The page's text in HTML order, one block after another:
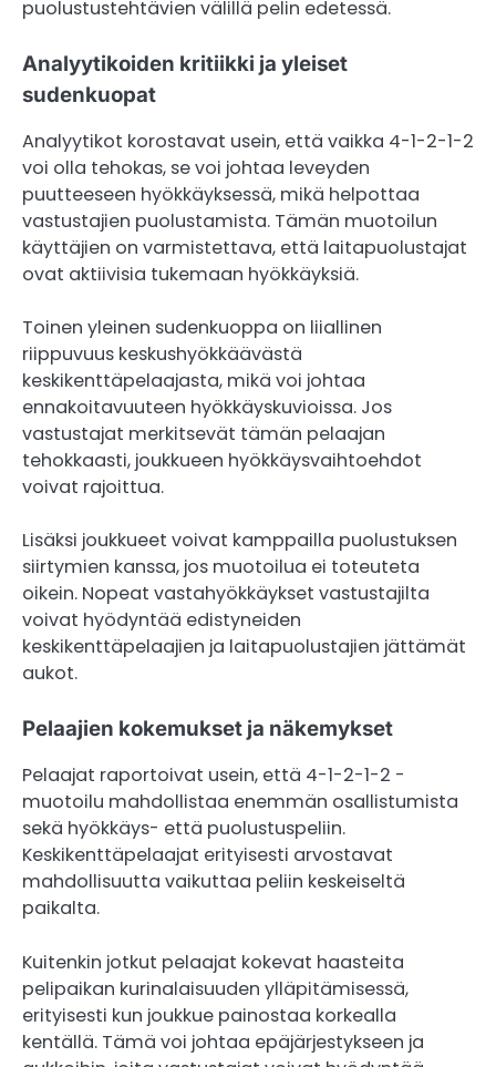
puolustustehtävien välillä pelin edetessä.
Analyytikoiden kritiikki ja yleiset
sudenkuopat
Analyytikot korostavat usein, että vaikka 4-1-2-1-2
voi olla tehokas, se voi johtaa leveyden
puutteeseen hyökkäyksessä, mikä helpottaa
vastustajien puolustamista. Tämän muotoilun
käyttäjien on varmistettava, että laitapuolustajat
ovat aktiivisia tukemaan hyökkäyksiä.
Toinen yleinen sudenkuoppa on liiallinen
riippuvuus keskushyökkäävästä
keskikenttäpelaajasta, mikä voi johtaa
ennakoitavuuteen hyökkäyskuvioissa. Jos
vastustajat merkitsevät tämän pelaajan
tehokkaasti, joukkueen hyökkäysvaihtoehdot
voivat rajoittua.
Lisäksi joukkueet voivat kamppailla puolustuksen
siirtymien kanssa, jos muotoilua ei toteuteta
oikein. Nopeat vastahyökkäykset vastustajilta
voivat hyödyntää edistyneiden
keskikenttäpelaajien ja laitapuolustajien jättämät
aukot.
Pelaajien kokemukset ja näkemykset
Pelaajat raportoivat usein, että 4-1-2-1-2 -
muotoilu mahdollistaa enemmän osallistumista
sekä hyökkäys- että puolustuspeliin.
Keskikenttäpelaajat erityisesti arvostavat
mahdollisuutta vaikuttaa peliin keskeiseltä
paikalta.
Kuitenkin jotkut pelaajat kokevat haasteita
pelipaikan kurinalaisuuden ylläpitämisessä,
erityisesti kun joukkue painostaa korkealla
kentällä. Tämä voi johtaa epäjärjestykseen ja